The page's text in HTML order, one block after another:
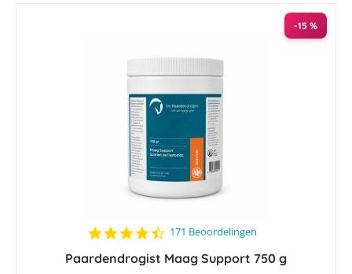
-15 %
4.5
rating
171 Beoordelingen
Paardendrogist Maag Support 750 g